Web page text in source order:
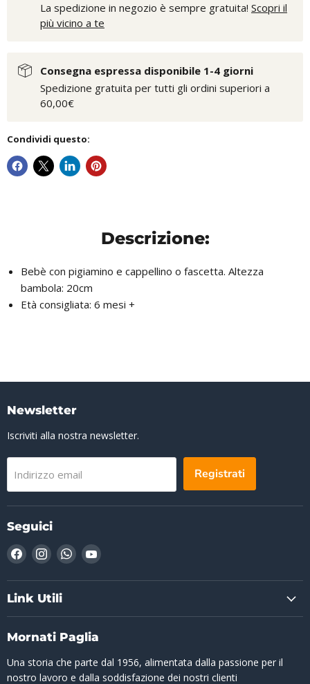
La spedizione in negozio è sempre gratuita! Scopri il
più vicino a te
Consegna espressa disponibile 1-4 giorni
Spedizione gratuita per tutti gli ordini superiori a
60,00€
Condividi questo:
Descrizione:
Bebè con pigiamino e cappellino o fascetta. Altezza
bambola: 20cm
Età consigliata: 6 mesi +
Newsletter
Iscriviti alla nostra newsletter.
Indirizzo email Registrati
Seguici
Trovaci
Facebook
Trovaci
Instagram
Trovaci
WhatsApp
Trovaci
YouTube
Link Utili
Mornati Paglia
Una storia che parte dal 1956, alimentata dalla passione per il
nostro lavoro e dalla soddisfazione dei nostri clienti